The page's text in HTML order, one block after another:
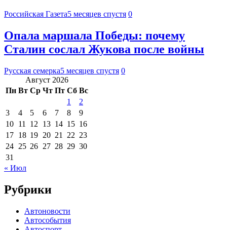
Российская Газета5 месяцев спустя 0
Опала маршала Победы: почему
Сталин сослал Жукова после войны
Русская семерка5 месяцев спустя 0
Август 2026
Пн Вт Ср Чт Пт Сб Вс
1
2
3
4 5 6 7 8
9
10 11 12 13 14 15 16
17 18 19 20 21 22 23
24 25 26 27 28 29 30
31
« Июл
Рубрики
Автоновости
Автособытия